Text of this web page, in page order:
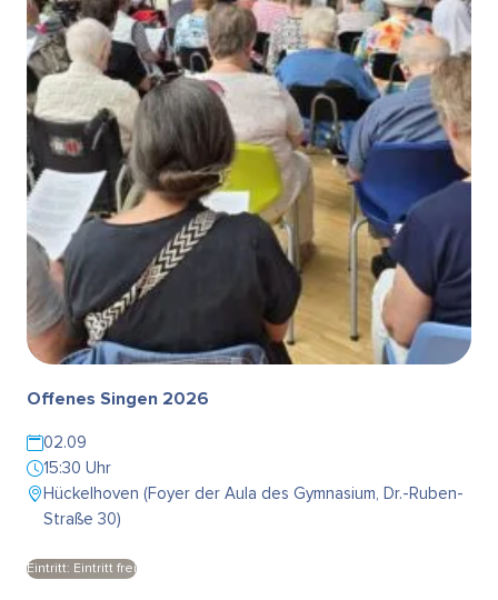
Offenes Singen 2026
02.09
15:30 Uhr
Hückelhoven (Foyer der Aula des Gymnasium, Dr.-Ruben-
Straße 30)
Eintritt: Eintritt frei